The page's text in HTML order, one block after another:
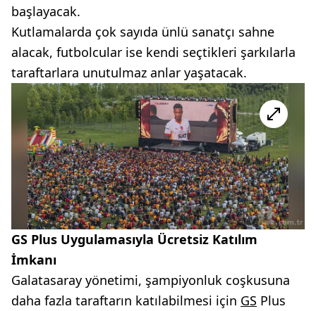
başlayacak.
Kutlamalarda çok sayıda ünlü sanatçı sahne
alacak, futbolcular ise kendi seçtikleri şarkılarla
taraftarlara unutulmaz anlar yaşatacak.
GS Plus Uygulamasıyla Ücretsiz Katılım
İmkanı
Galatasaray yönetimi, şampiyonluk coşkusuna
daha fazla taraftarın katılabilmesi için GS Plus